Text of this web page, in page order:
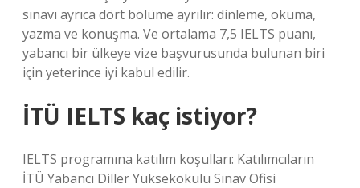
sınavı ayrıca dört bölüme ayrılır: dinleme, okuma,
yazma ve konuşma. Ve ortalama 7,5 IELTS puanı,
yabancı bir ülkeye vize başvurusunda bulunan biri
için yeterince iyi kabul edilir.
İTÜ IELTS kaç istiyor?
IELTS programına katılım koşulları: Katılımcıların
İTÜ Yabancı Diller Yüksekokulu Sınav Ofisi